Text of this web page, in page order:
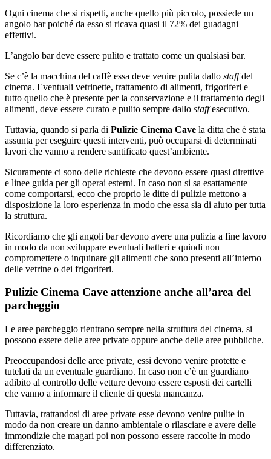
Ogni cinema che si rispetti, anche quello più piccolo, possiede un
angolo bar poiché da esso si ricava quasi il 72% dei guadagni
effettivi.
L’angolo bar deve essere pulito e trattato come un qualsiasi bar.
Se c’è la macchina del caffè essa deve venire pulita dallo staffdel
cinema. Eventuali vetrinette, trattamento di alimenti, frigoriferi e
tutto quello che è presente per la conservazione e il trattamento degli
alimenti, deve essere curato e pulito sempre dallo staffesecutivo.
Tuttavia, quando si parla di Pulizie Cinema Cave la ditta che è stata
assunta per eseguire questi interventi, può occuparsi di determinati
lavori che vanno a rendere santificato quest’ambiente.
Sicuramente ci sono delle richieste che devono essere quasi direttive
e linee guida per gli operai esterni. In caso non si sa esattamente
come comportarsi, ecco che proprio le ditte di pulizie mettono a
disposizione la loro esperienza in modo che essa sia di aiuto per tutta
la struttura.
Ricordiamo che gli angoli bar devono avere una pulizia a fine lavoro
in modo da non sviluppare eventuali batteri e quindi non
compromettere o inquinare gli alimenti che sono presenti all’interno
delle vetrine o dei frigoriferi.
Pulizie Cinema Cave attenzione anche all’area del
parcheggio
Le aree parcheggio rientrano sempre nella struttura del cinema, si
possono essere delle aree private oppure anche delle aree pubbliche.
Preoccupandosi delle aree private, essi devono venire protette e
tutelati da un eventuale guardiano. In caso non c’è un guardiano
adibito al controllo delle vetture devono essere esposti dei cartelli
che vanno a informare il cliente di questa mancanza.
Tuttavia, trattandosi di aree private esse devono venire pulite in
modo da non creare un danno ambientale o rilasciare e avere delle
immondizie che magari poi non possono essere raccolte in modo
differenziato.